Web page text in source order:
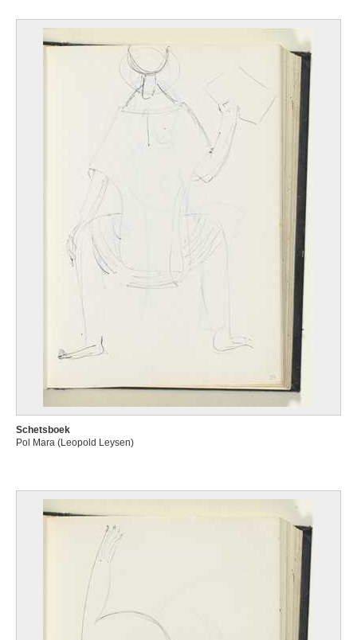
Schetsboek
Pol Mara (Leopold Leysen)